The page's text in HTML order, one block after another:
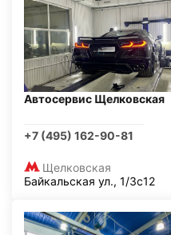
Автосервис Щелковская
+7 (495) 162-90-81
Щелковская
Байкальская ул., 1/3с12